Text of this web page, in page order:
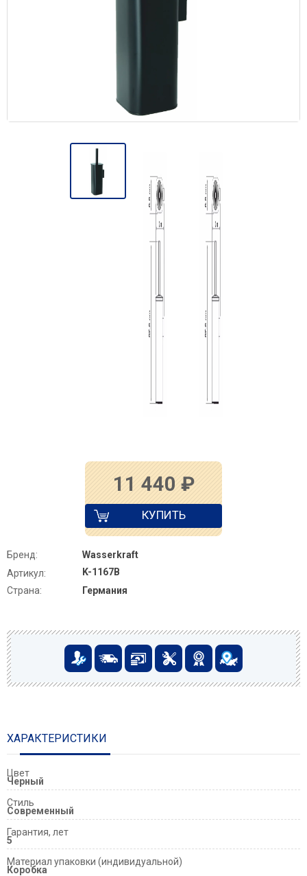
11 440 ₽
КУПИТЬ
Бренд:
Wasserkraft
Артикул:
K-1167B
Страна:
Германия
ХАРАКТЕРИСТИКИ
Цвет
Черный
Стиль
Современный
Гарантия, лет
5
Материал упаковки (индивидуальной)
Коробка